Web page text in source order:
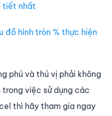
tiết nhất
đồ hình tròn % thực hiện
phú và thú vị phải không
trong việc sử dụng các
thì hãy tham gia ngay